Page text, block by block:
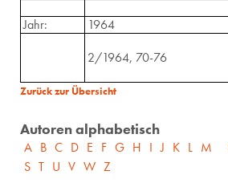
Jahr:
1964
2/1964, 70-76
Zurück zur Übersicht
Autoren alphabetisch
A B C D E F G H I J K L M
S T U V W Z